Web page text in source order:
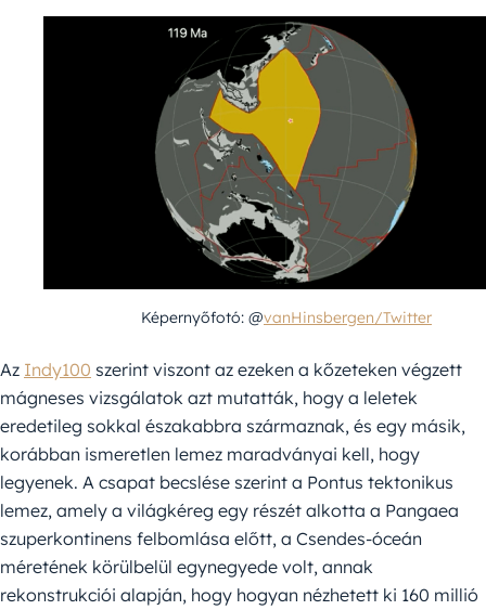
Képernyőfotó: @vanHinsbergen/Twitter
Az Indy100 szerint viszont az ezeken a kőzeteken végzett
mágneses vizsgálatok azt mutatták, hogy a leletek
eredetileg sokkal északabbra származnak, és egy másik,
korábban ismeretlen lemez maradványai kell, hogy
legyenek. A csapat becslése szerint a Pontus tektonikus
lemez, amely a világkéreg egy részét alkotta a Pangaea
szuperkontinens felbomlása előtt, a Csendes-óceán
méretének körülbelül egynegyede volt, annak
rekonstrukciói alapján, hogy hogyan nézhetett ki 160 millió